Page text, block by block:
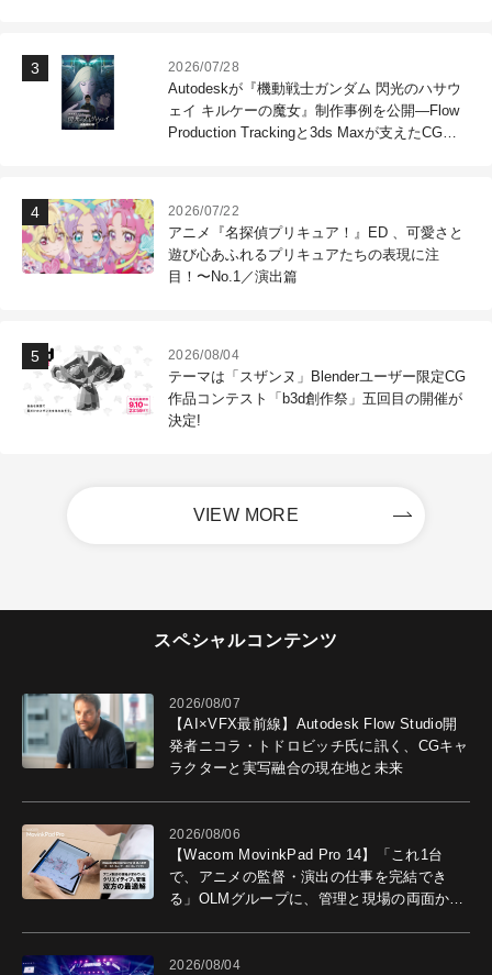
2026/07/28
Autodeskが『機動戦士ガンダム 閃光のハサウ
ェイ キルケーの魔女』制作事例を公開―Flow
Production Trackingと3ds Maxが支えたCG制
2026/07/22
アニメ『名探偵プリキュア！』ED 、可愛さと
遊び心あふれるプリキュアたちの表現に注
目！〜No.1／演出篇
2026/08/04
テーマは「スザンヌ」Blenderユーザー限定CG
作品コンテスト「b3d創作祭」五回目の開催が
決定!
VIEW MORE
スペシャルコンテンツ
2026/08/07
【AI×VFX最前線】Autodesk Flow Studio開
発者ニコラ・トドロビッチ氏に訊く、CGキャ
ラクターと実写融合の現在地と未来
2026/08/06
【Wacom MovinkPad Pro 14】「これ1台
で、アニメの監督・演出の仕事を完結でき
る」OLMグループに、管理と現場の両面から
2026/08/04